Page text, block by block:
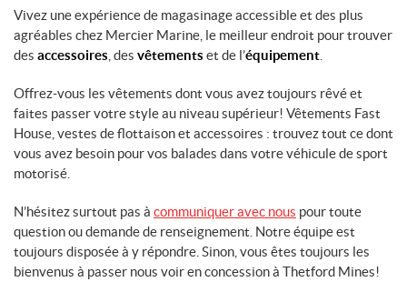
Vivez une expérience de magasinage accessible et des plus
agréables chez Mercier Marine, le meilleur endroit pour trouver
des accessoires , des vêtements et de l’équipement
Offrez-vous les vêtements dont vous avez toujours rêvé et
faites passer votre style au niveau supérieur! Vêtements Fast
House, vestes de flottaison et accessoires : trouvez tout ce dont
vous avez besoin pour vos balades dans votre véhicule de sport
motorisé.
N’hésitez surtout pas à communiquer avec nous pour toute
question ou demande de renseignement. Notre équipe est
toujours disposée à y répondre. Sinon, vous êtes toujours les
bienvenus à passer nous voir en concession à Thetford Mines!